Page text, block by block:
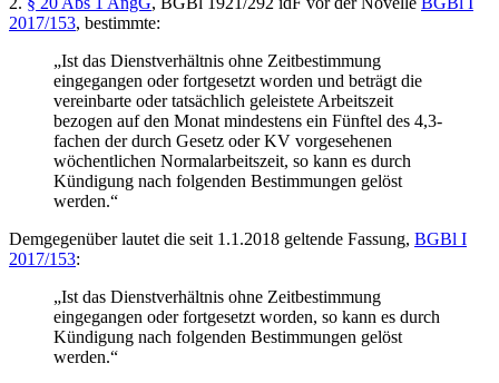
2017/153, bestimmte:
„Ist das Dienstverhältnis ohne Zeitbestimmung
eingegangen oder fortgesetzt worden und beträgt die
vereinbarte oder tatsächlich geleistete Arbeitszeit
bezogen auf den Monat mindestens ein Fünftel des 4,3-
fachen der durch Gesetz oder KV vorgesehenen
wöchentlichen Normalarbeitszeit, so kann es durch
Kündigung nach folgenden Bestimmungen gelöst
werden.“
Demgegenüber lautet die seit 1.1.2018 geltende Fassung, BGBl I
2017/153:
„Ist das Dienstverhältnis ohne Zeitbestimmung
eingegangen oder fortgesetzt worden, so kann es durch
Kündigung nach folgenden Bestimmungen gelöst
werden.“